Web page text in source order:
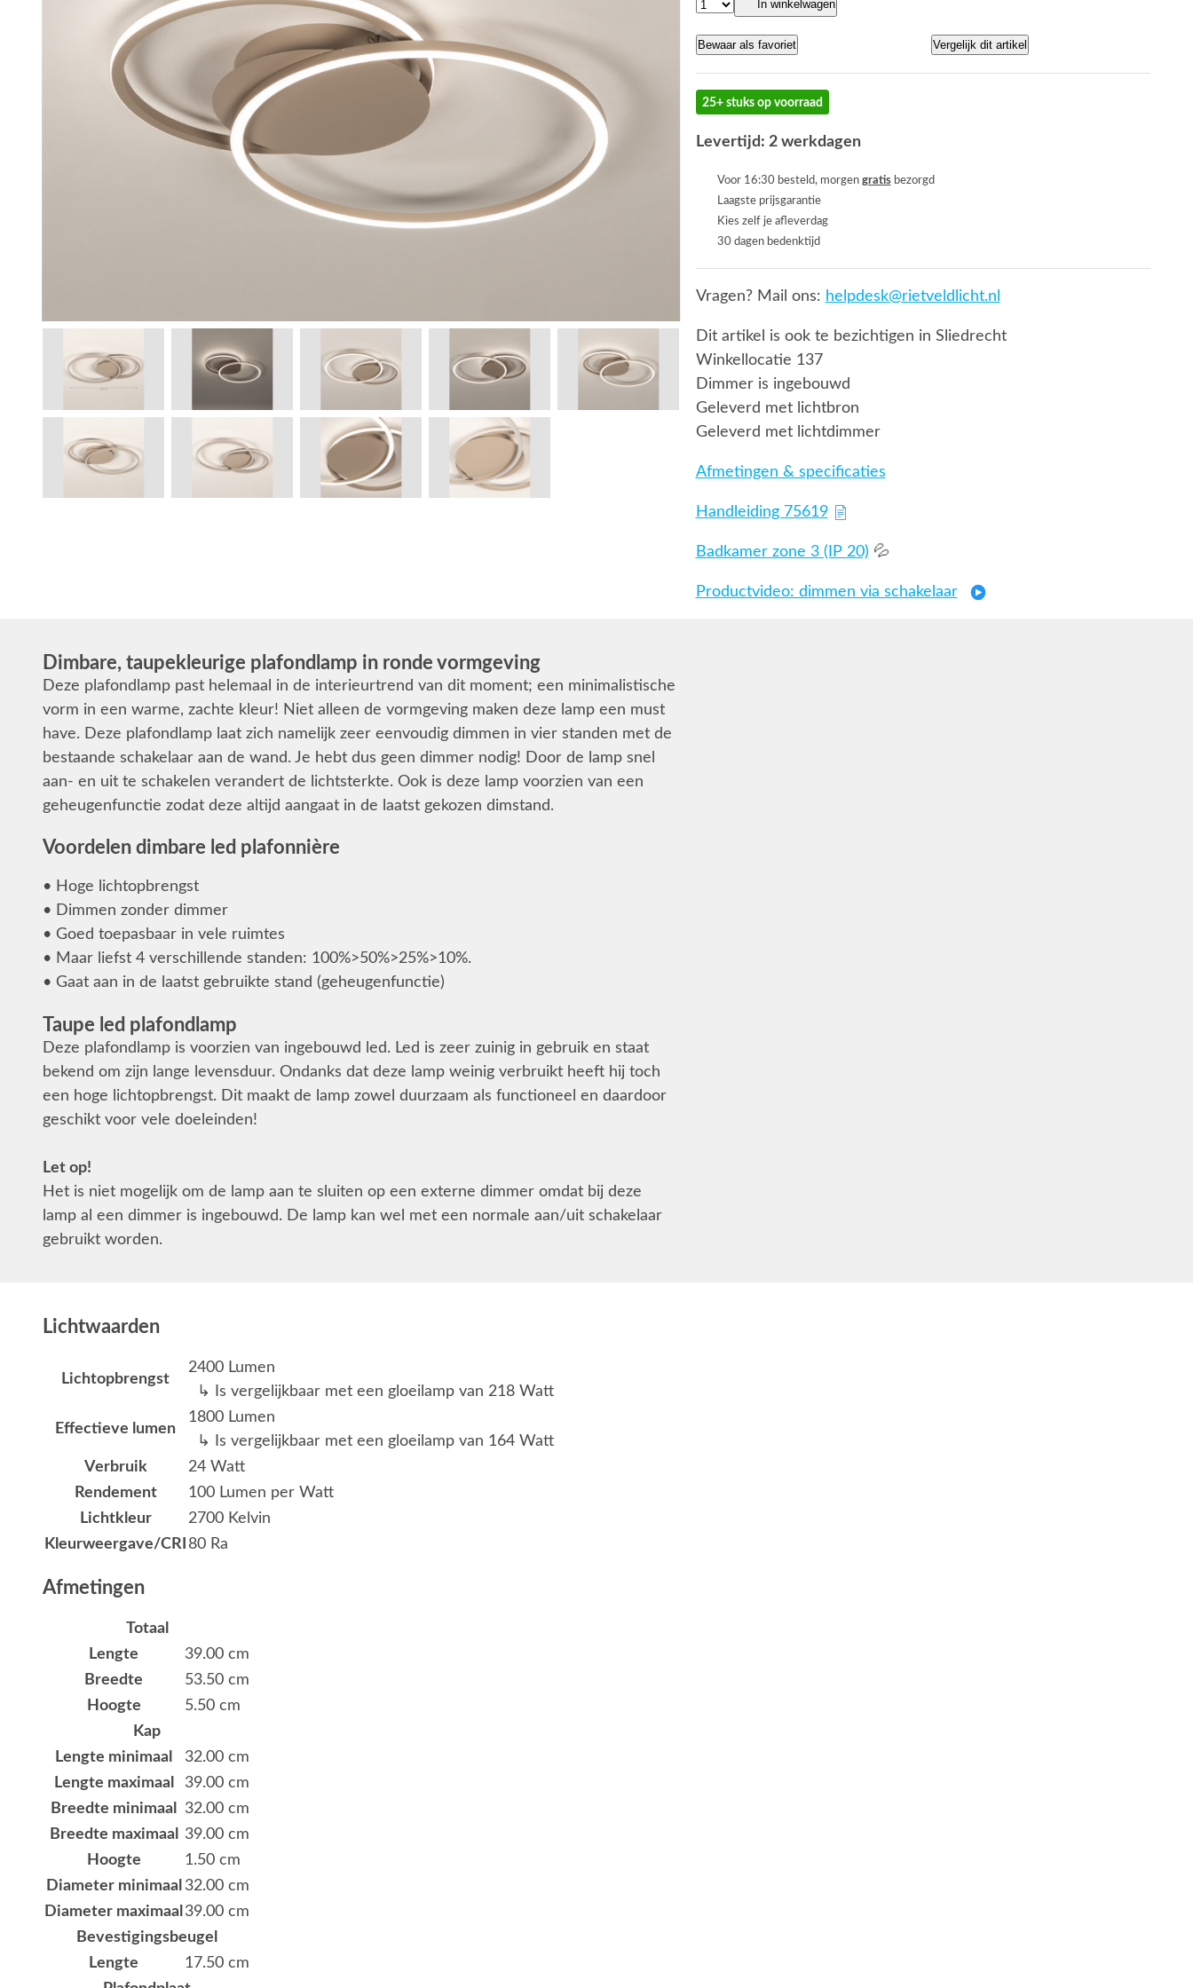
In winkelwagen
Bewaar als favoriet Vergelijk dit artikel
25+ stuks op voorraad
Levertijd: 2 werkdagen
Voor 16:30 besteld, morgen gratisbezorgd
Laagste prijsgarantie
Kies zelf je afleverdag
30 dagen bedenktijd
Vragen? Mail ons: helpdesk@rietveldlicht.nl
Dit artikel is ook te bezichtigen in Sliedrecht
Winkellocatie 137
Dimmer is ingebouwd
Geleverd met lichtbron
Geleverd met lichtdimmer
Afmetingen & specificaties
Handleiding 75619
Badkamer zone 3 (IP 20) 💦
Productvideo: dimmen via schakelaar
Dimbare, taupekleurige plafondlamp in ronde vormgeving
Deze plafondlamp past helemaal in de interieurtrend van dit moment; een minimalistische
vorm in een warme, zachte kleur! Niet alleen de vormgeving maken deze lamp een must
have. Deze plafondlamp laat zich namelijk zeer eenvoudig dimmen in vier standen met de
bestaande schakelaar aan de wand. Je hebt dus geen dimmer nodig! Door de lamp snel
aan- en uit te schakelen verandert de lichtsterkte. Ook is deze lamp voorzien van een
geheugenfunctie zodat deze altijd aangaat in de laatst gekozen dimstand.
Voordelen dimbare led plafonnière
• Hoge lichtopbrengst
• Dimmen zonder dimmer
• Goed toepasbaar in vele ruimtes
• Maar liefst 4 verschillende standen: 100%>50%>25%>10%.
• Gaat aan in de laatst gebruikte stand (geheugenfunctie)
Taupe led plafondlamp
Deze plafondlamp is voorzien van ingebouwd led. Led is zeer zuinig in gebruik en staat
bekend om zijn lange levensduur. Ondanks dat deze lamp weinig verbruikt heeft hij toch
een hoge lichtopbrengst. Dit maakt de lamp zowel duurzaam als functioneel en daardoor
geschikt voor vele doeleinden!
Let op!
Het is niet mogelijk om de lamp aan te sluiten op een externe dimmer omdat bij deze
lamp al een dimmer is ingebouwd. De lamp kan wel met een normale aan/uit schakelaar
gebruikt worden.
Lichtwaarden
Lichtopbrengst
2400 Lumen
↳ Is vergelijkbaar met een gloeilamp van 218 Watt
Effectieve lumen
1800 Lumen
↳ Is vergelijkbaar met een gloeilamp van 164 Watt
Verbruik
24 Watt
Rendement
100 Lumen per Watt
Lichtkleur
2700 Kelvin
Kleurweergave/CRI 80 Ra
Afmetingen
Totaal
Lengte
39.00 cm
Breedte
53.50 cm
Hoogte
5.50 cm
Kap
Lengte minimaal
32.00 cm
Lengte maximaal
39.00 cm
Breedte minimaal
32.00 cm
Breedte maximaal
39.00 cm
Hoogte
1.50 cm
Diameter minimaal 32.00 cm
Diameter maximaal 39.00 cm
Bevestigingsbeugel
Lengte
17.50 cm